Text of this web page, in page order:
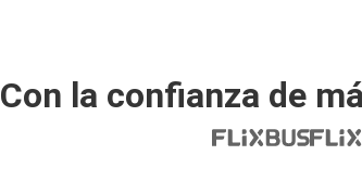
Con la confianza de